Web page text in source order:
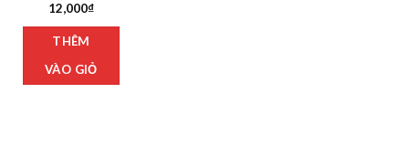
12,000₫
THÊM
VÀO GIỎ